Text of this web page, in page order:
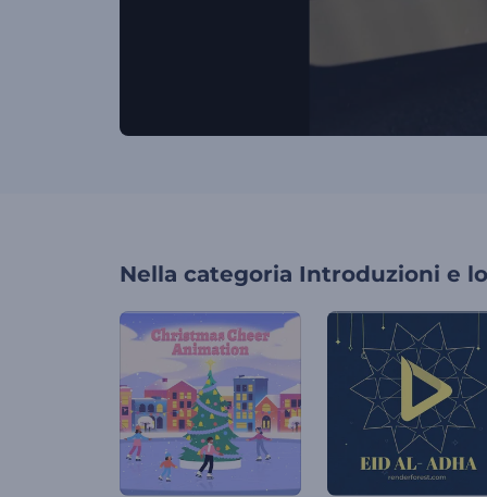
Nella categoria Introduzioni e